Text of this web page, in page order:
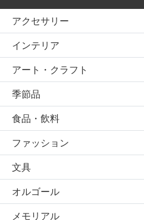
アクセサリー
インテリア
アート・クラフト
季節品
食品・飲料
ファッション
文具
オルゴール
メモリアル